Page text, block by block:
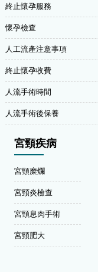
終止懷孕服務
懷孕檢查
人工流產注意事項
終止懷孕收費
人流手術時間
人流手術後保養
宮頸疾病
宮頸糜爛
宮頸炎檢查
宮頸息肉手術
宮頸肥大